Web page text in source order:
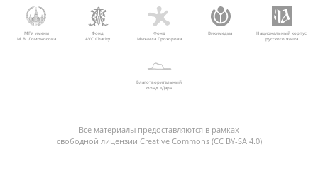
МГУ имени
М.В. Ломоносова
Фонд
AVC Charity
Фонд
Михаила Прохорова
Викимедиа
Национальный корпус
русского языка
Благотворительный
фонд «Дар»
Все материалы предоставляются в рамках
свободной лицензии Creative Commons (CC BY-SA 4.0)